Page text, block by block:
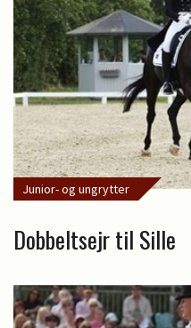
Junior- og ungrytter
Dobbeltsejr til Sille